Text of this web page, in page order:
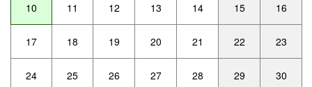
10 11 12 13 14 15 16
17 18 19 20 21 22 23
24 25 26 27 28 29 30